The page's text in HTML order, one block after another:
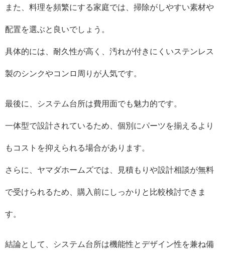
また、料理を頻繁にする家庭では、掃除がしやすい素材や
配置を選ぶと良いでしょう。
具体的には、耐久性が高く、汚れが付きにくいステンレス
製のシンクやコンロ周りが人気です。
最後に、システム台所は費用面でも魅力的です。
一体型で設計されているため、個別にパーツを揃えるより
もコストを抑えられる場合があります。
さらに、ヤマダホームズでは、見積もりや設計相談が無料
で受けられるため、購入前にしっかりと比較検討できま
す。
結論として、システム台所は機能性とデザイン性を兼ね備